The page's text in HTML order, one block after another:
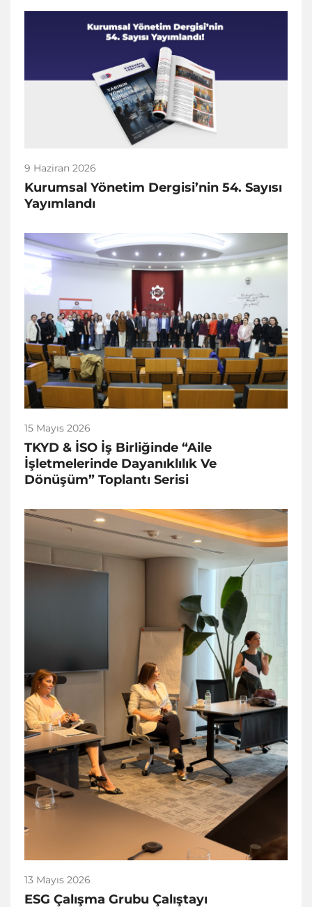
9 Haziran 2026
Kurumsal Yönetim Dergisi’nin 54. Sayısı
Yayımlandı
15 Mayıs 2026
TKYD & İSO İş Birliğinde “Aile
İşletmelerinde Dayanıklılık Ve
Dönüşüm” Toplantı Serisi
13 Mayıs 2026
ESG Çalışma Grubu Çalıştayı